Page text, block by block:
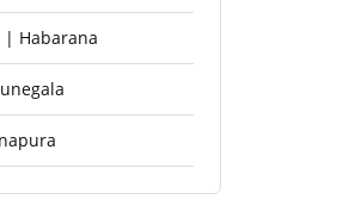
| Habarana